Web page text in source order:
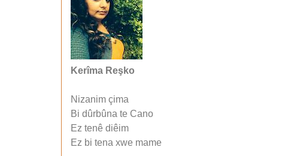
Kerîma Reşko
Nizanim çima
Bi dûrbûna te Cano
Ez tenê diêim
Ez bi tena xwe mame